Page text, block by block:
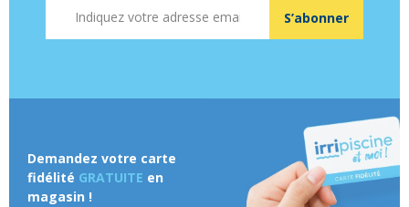
S’abonner
Demandez votre carte
fidélité GRATUITE en
magasin !